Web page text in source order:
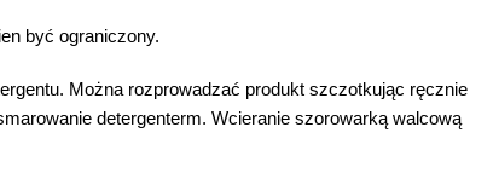
być ograniczony.
Można rozprowadzać produkt szczotkując ręcznie
detergenterm. Wcieranie szorowarką walcową